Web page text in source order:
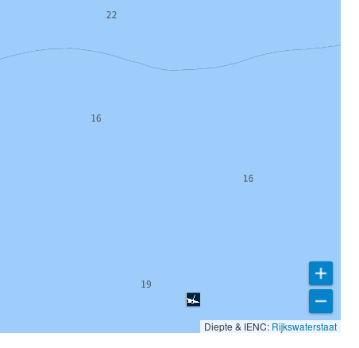
Diepte & IENC: Rijkswaterstaat